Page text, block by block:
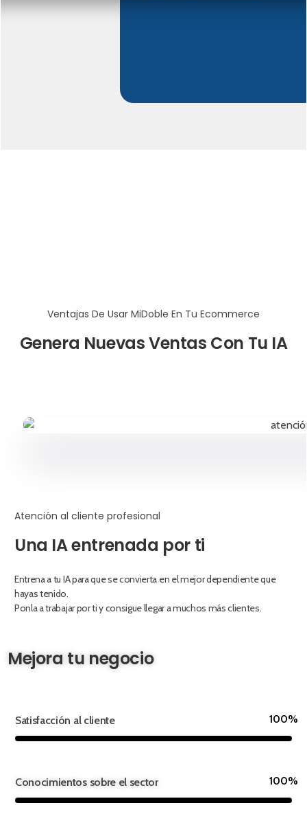
Ventajas De Usar MiDoble En Tu Ecommerce
Genera Nuevas Ventas Con Tu IA
Atención al cliente profesional
Una IA entrenada por ti
Entrena a tu IA para que se convierta en el mejor dependiente que
hayas tenido.
Ponla a trabajar por ti y consigue llegar a muchos más clientes.
Mejora tu negocio
Satisfacción al cliente 100%
Conocimientos sobre el sector 100%